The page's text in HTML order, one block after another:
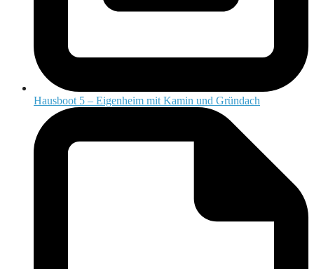
Hausboot 5 – Eigenheim mit Kamin und Gründach